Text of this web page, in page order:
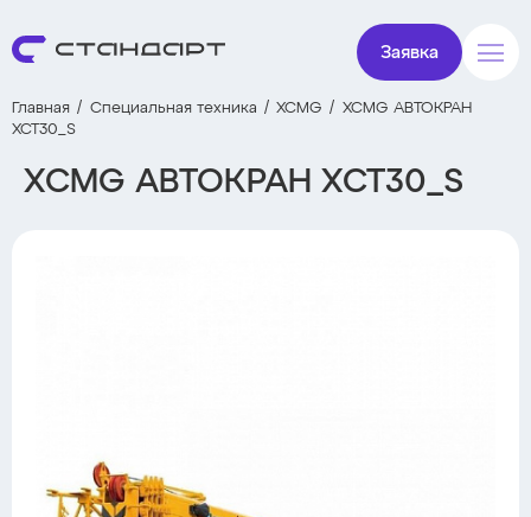
Заявка
Главная Специальная техника XCMG
XCMG АВТОКРАН
XCT30_S
XCMG АВТОКРАН XCT30_S